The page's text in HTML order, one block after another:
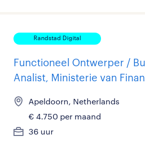
Randstad Digital
Functioneel Ontwerper /
Analist, Ministerie van
Apeldoorn, Netherlands
€ 4.750 per maand
36 uur